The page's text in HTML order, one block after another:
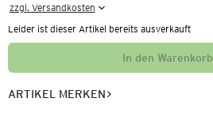
zzgl. Versandkosten
Leider ist dieser Artikel bereits ausverkauft
In den Warenkorb
ARTIKEL MERKEN